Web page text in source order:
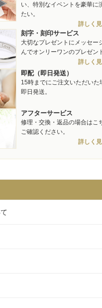
い、特別なイベントを豪華に
たい。
詳しく
刻字・刻印サービス
大切なプレゼントにメッセー
んでオンリーワンのプレゼン
詳しく
即配（即日発送）
15時までにご注文いただいた
即日発送。
アフターサービス
修理・交換・返品の場合はこ
ご確認ください。
詳しく